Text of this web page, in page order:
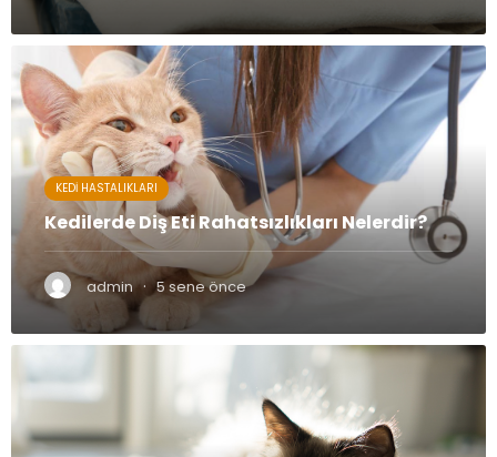
KEDI HASTALIKLARI
Kedilerde Diş Eti Rahatsızlıkları Nelerdir?
admin · 5 sene önce